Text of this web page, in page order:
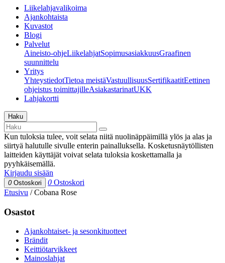
Liikelahjavalikoima
Ajankohtaista
Kuvastot
Blogi
Palvelut
Aineisto-ohjeLiikelahjatSopimusasiakkuusGraafinen
suunnittelu
Yritys
YhteystiedotTietoa meistäVastuullisuusSertifikaatitEettinen
ohjeistus toimittajilleAsiakastarinatUKK
Lahjakortti
Haku
Kun tuloksia tulee, voit selata niitä nuolinäppäimillä ylös ja alas ja
siirtyä halutulle sivulle enterin painalluksella. Kosketusnäytöllisten
laitteiden käyttäjät voivat selata tuloksia koskettamalla ja
pyyhkäisemällä.
Kirjaudu sisään
0 Ostoskori 0 Ostoskori
Etusivu /Cobana Rose
Osastot
Ajankohtaiset- ja sesonkituotteet
Brändit
Keittiötarvikkeet
Mainoslahjat